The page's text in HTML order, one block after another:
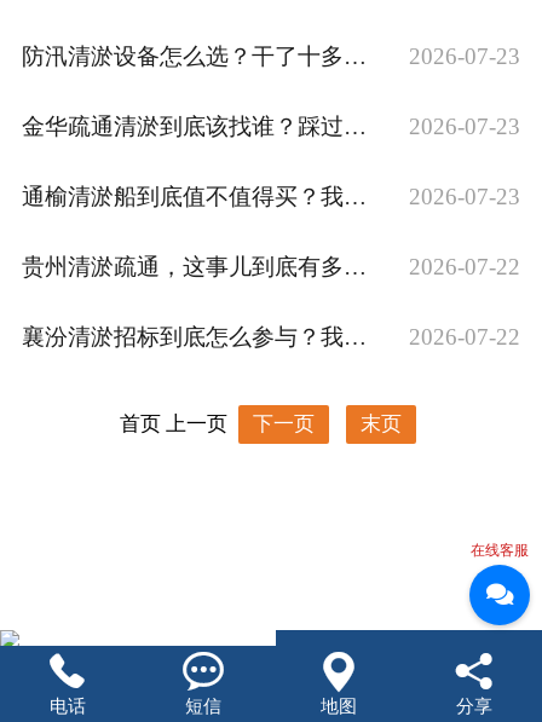
防汛清淤设备怎么选？干了十多年工程，我把踩过的坑都告诉你 2026-07-23
金华疏通清淤到底该找谁？踩过这些坑才明白的事 2026-07-23
通榆清淤船到底值不值得买？我用了三年说实话 2026-07-23
贵州清淤疏通，这事儿到底有多难？又该怎么干？ 2026-07-22
襄汾清淤招标到底怎么参与？我踩过的坑和摸出来的门道 2026-07-22
首页 上一页 下一页 末页

电话

短信

地图

分享
在线客服